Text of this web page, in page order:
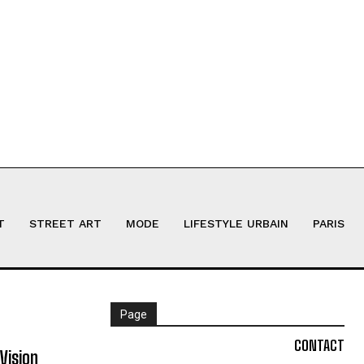
STREET ART MODE LIFESTYLE URBAIN PARIS
Page
CONTACT